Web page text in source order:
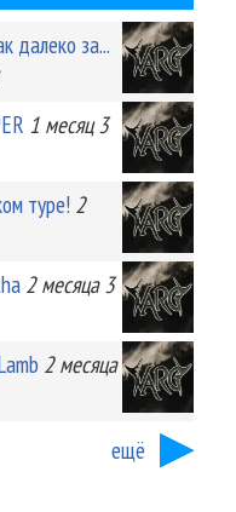
далеко за...
1 месяц 3
туре! 2
2 месяца 3
2 месяца
ещё